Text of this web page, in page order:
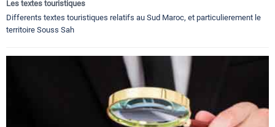
Les textes touristiques
Differents textes touristiques relatifs au Sud Maroc, et particulierement le
territoire Souss Sah